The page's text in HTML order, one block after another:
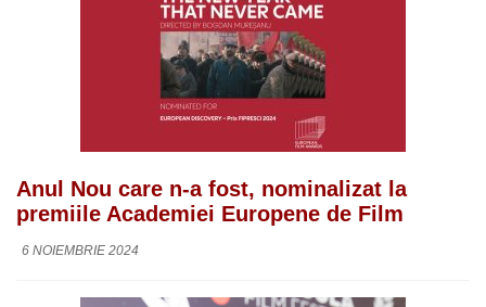
Anul Nou care n-a fost, nominalizat la
premiile Academiei Europene de Film
6 NOIEMBRIE 2024